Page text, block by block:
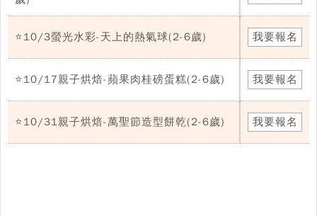
⭐10/3螢光水彩-天上的熱氣球(2-6歲) 我要報名
⭐10/17親子烘焙-蘋果肉桂磅蛋糕(2-6歲) 我要報名
⭐10/31親子烘焙-萬聖節造型餅乾(2-6歲) 我要報名